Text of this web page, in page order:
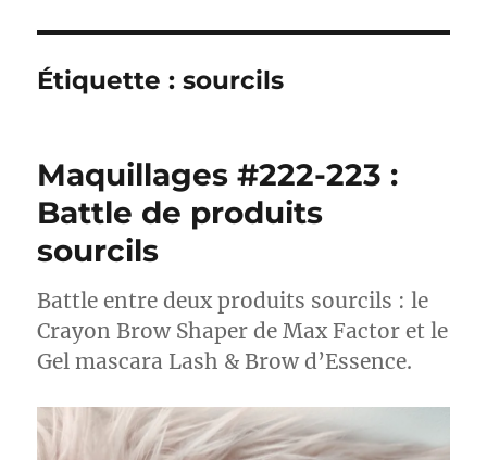
Étiquette :sourcils
Maquillages #222-223 :
Battle de produits
sourcils
Battle entre deux produits sourcils : le
Crayon Brow Shaper de Max Factor et le
Gel mascara Lash & Brow d’Essence.